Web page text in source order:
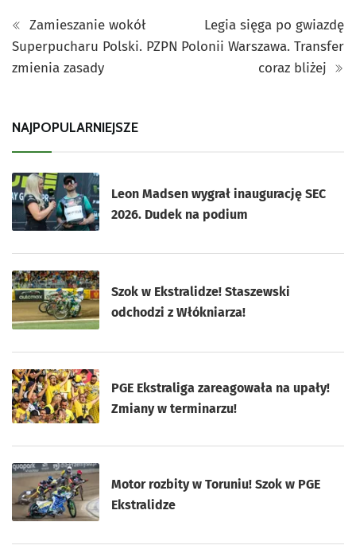
Zamieszanie wokół
Superpucharu Polski. PZPN
zmienia zasady
Legia sięga po gwiazdę
Polonii Warszawa. Transfer
coraz bliżej
NAJPOPULARNIEJSZE
Leon Madsen wygrał inaugurację SEC
2026. Dudek na podium
Szok w Ekstralidze! Staszewski
odchodzi z Włókniarza!
PGE Ekstraliga zareagowała na upały!
Zmiany w terminarzu!
Motor rozbity w Toruniu! Szok w PGE
Ekstralidze